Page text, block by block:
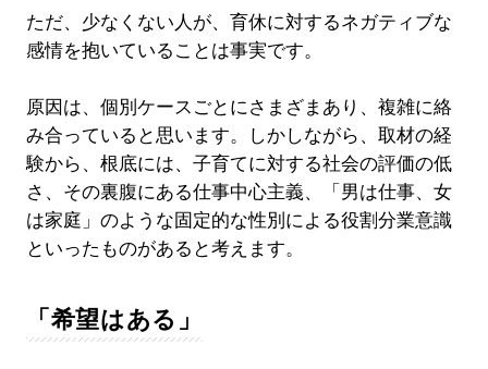
ただ、少なくない人が、育休に対するネガティブな
感情を抱いていることは事実です。
原因は、個別ケースごとにさまざまあり、複雑に絡
み合っていると思います。しかしながら、取材の経
験から、根底には、子育てに対する社会の評価の低
さ、その裏腹にある仕事中心主義、「男は仕事、女
は家庭」のような固定的な性別による役割分業意識
といったものがあると考えます。
「希望はある」